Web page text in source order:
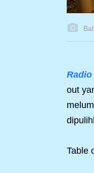
Radio
out
Table